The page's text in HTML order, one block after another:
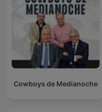
Cowboys de Medianoche